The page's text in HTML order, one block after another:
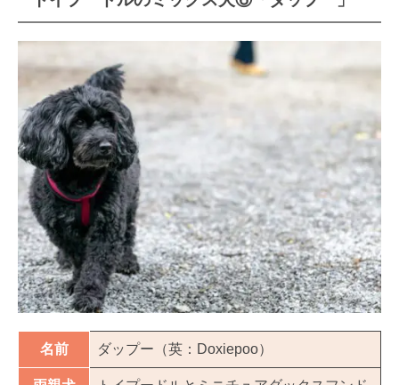
名前 ダップー（英：Doxiepoo）